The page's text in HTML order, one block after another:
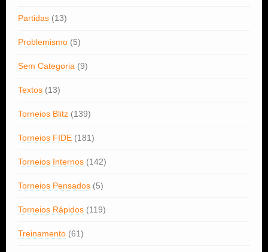
Partidas (13)
Problemismo (5)
Sem Categoria (9)
Textos (13)
Torneios Blitz (139)
Torneios FIDE (181)
Torneios Internos (142)
Torneios Pensados (5)
Torneios Rápidos (119)
Treinamento (61)